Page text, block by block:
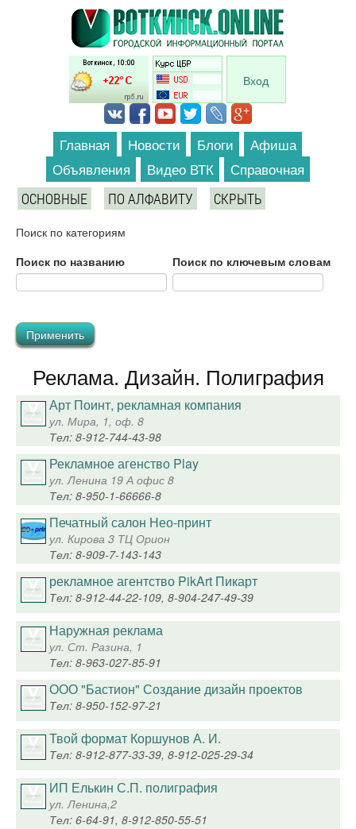
Перейти к основному содержанию
Вход
Главная Новости Блоги
Афиша
Объявления
Видео ВТК Справочная
ОСНОВНЫЕ ПО АЛФАВИТУ СКРЫТЬ
Поиск по категориям
Поиск по названию
Поиск по ключевым словам
Реклама. Дизайн. Полиграфия
Арт Поинт, рекламная компания
ул. Мира, 1, оф. 8
Тел: 8-912-744-43-98
Рекламное агенство Play
ул. Ленина 19 А офис 8
Тел: 8-950-1-66666-8
Печатный салон Нео-принт
ул. Кирова 3 ТЦ Орион
Тел: 8-909-7-143-143
рекламное агентство PikArt Пикарт
Тел: 8-912-44-22-109, 8-904-247-49-39
Наружная реклама
ул. Ст. Разина, 1
Тел: 8-963-027-85-91
ООО "Бастион" Создание дизайн проектов
Тел: 8-950-152-97-21
Твой формат Коршунов А. И.
Тел: 8-912-877-33-39, 8-912-025-29-34
ИП Елькин С.П. полиграфия
ул. Ленина,2
Тел: 6-64-91, 8-912-850-55-51